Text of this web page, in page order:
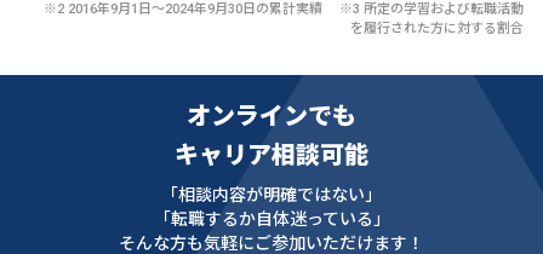
※2 2016年9月1日〜2024年9月30日の累計実績 ※3 所定の学習および転職活動
を履行された方に対する割合
オンラインでも
キャリア相談可能
「相談内容が明確ではない」
「転職するか自体迷っている」
そんな方も気軽にご参加いただけます！